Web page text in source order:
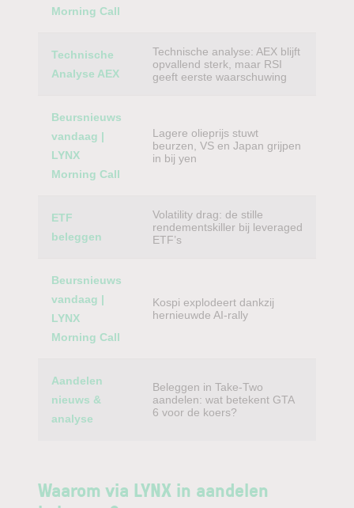
Morning Call
Technische
Analyse AEX
Technische analyse: AEX blijft
opvallend sterk, maar RSI
geeft eerste waarschuwing
Beursnieuws
vandaag |
LYNX
Morning Call
Lagere olieprijs stuwt
beurzen, VS en Japan grijpen
in bij yen
ETF
beleggen
Volatility drag: de stille
rendementskiller bij leveraged
ETF’s
Beursnieuws
vandaag |
LYNX
Morning Call
Kospi explodeert dankzij
hernieuwde AI-rally
Aandelen
nieuws &
analyse
Beleggen in Take-Two
aandelen: wat betekent GTA
6 voor de koers?
Waarom via LYNX in aandelen